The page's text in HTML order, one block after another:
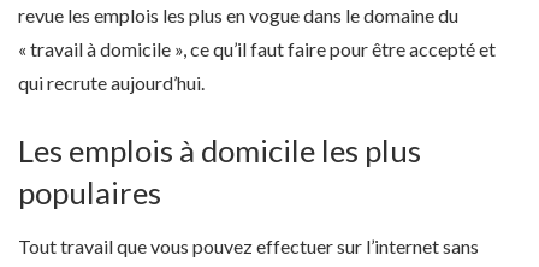
revue les emplois les plus en vogue dans le domaine du
« travail à domicile », ce qu’il faut faire pour être accepté et
qui recrute aujourd’hui.
Les emplois à domicile les plus
populaires
Tout travail que vous pouvez effectuer sur l’internet sans